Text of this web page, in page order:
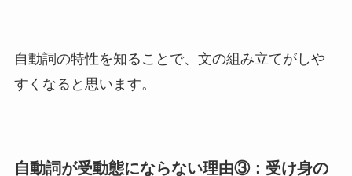
自動詞の特性を知ることで、文の組み立てがしや
すくなると思います。
自動詞が受動態にならない理由③：受け身の